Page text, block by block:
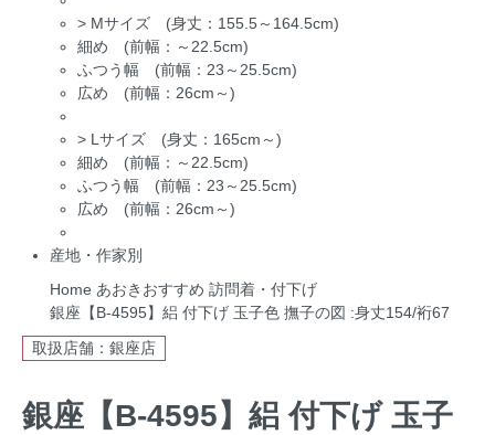
> Mサイズ (身丈：155.5～164.5cm)
細め (前幅：～22.5cm)
ふつう幅 (前幅：23～25.5cm)
広め (前幅：26cm～)
> Lサイズ (身丈：165cm～)
細め (前幅：～22.5cm)
ふつう幅 (前幅：23～25.5cm)
広め (前幅：26cm～)
産地・作家別
Home あおきおすすめ 訪問着・付下げ
銀座【B-4595】絽 付下げ 玉子色 撫子の図 :身丈154/裄67
取扱店舗：銀座店
銀座【B-4595】絽 付下げ 玉子